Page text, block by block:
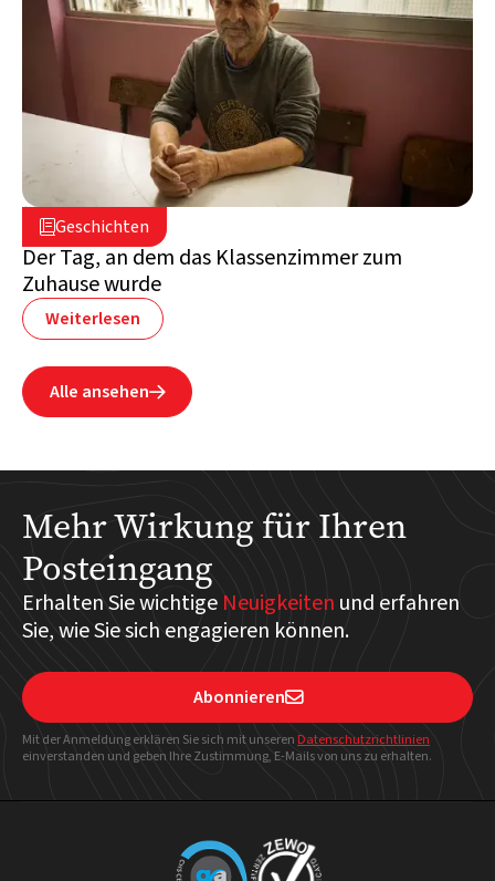
Geschichten
2. Juli 2026
Libanon
Der Tag, an dem das Klassenzimmer zum
Zuhause wurde
Weiterlesen
Alle ansehen
Mehr Wirkung für Ihren
Posteingang
Erhalten Sie wichtige Neuigkeiten und erfahren
Sie, wie Sie sich engagieren können.
Abonnieren
Mit der Anmeldung erklären Sie sich mit unseren Datenschutzrichtlinien
einverstanden und geben Ihre Zustimmung, E-Mails von uns zu erhalten.